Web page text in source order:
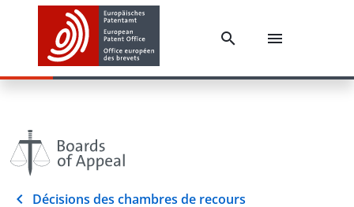
Décisions des chambres de recours